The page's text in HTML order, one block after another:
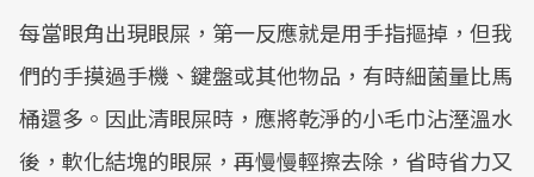
每當眼角出現眼屎，第一反應就是用手指摳掉，但我
們的手摸過手機、鍵盤或其他物品，有時細菌量比馬
桶還多。因此清眼屎時，應將乾淨的小毛巾沾溼溫水
後，軟化結塊的眼屎，再慢慢輕擦去除，省時省力又